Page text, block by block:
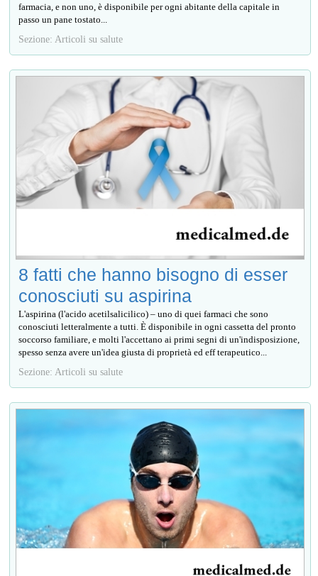
farmacia, e non uno, è disponibile per ogni abitante della capitale in
passo un pane tostato...
Sezione: Articoli su salute
8 fatti che hanno bisogno di esser
conosciuti su aspirina
L'aspirina (l'acido acetilsalicilico) – uno di quei farmaci che sono
conosciuti letteralmente a tutti. È disponibile in ogni cassetta del pronto
soccorso familiare, e molti l'accettano ai primi segni di un'indisposizione,
spesso senza avere un'idea giusta di proprietà ed eff terapeutico...
Sezione: Articoli su salute